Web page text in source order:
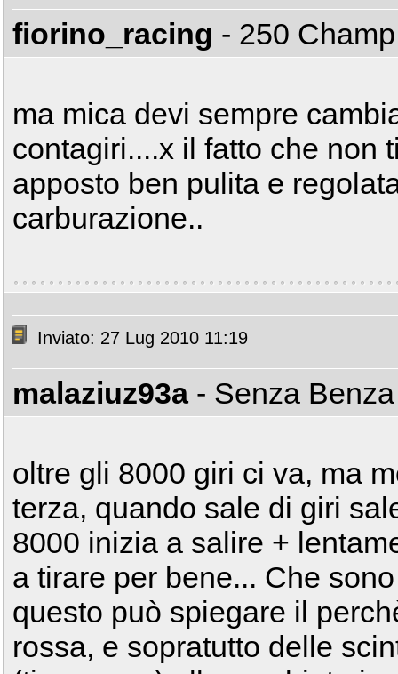
fiorino_racing - 250
ma mica devi sempre
contagiri....x il fatto che non
apposto ben pulita e
carburazione..
Inviato: 27 Lug 2010 11:19
malaziuz93a - Senza
oltre gli 8000 giri ci va, ma
terza, quando sale di giri
8000 inizia a salire +
a tirare per bene... Che
questo può spiegare il
rossa, e sopratutto delle